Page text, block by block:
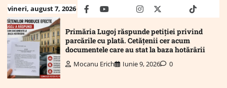
Skip
to
content
vineri, august 7, 2026 facebookyoutubeMailinstagram
twitter truthtiktok
Primăria Lugoj răspunde petiției privind
parcările cu plată. Cetățenii cer acum
documentele care au stat la baza hotărârii
Mocanu Erich Iunie 9, 2026 0